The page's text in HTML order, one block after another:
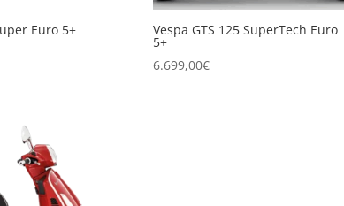
Euro 5+
Vespa GTS 125 SuperTech Euro
5+
6.699,00€